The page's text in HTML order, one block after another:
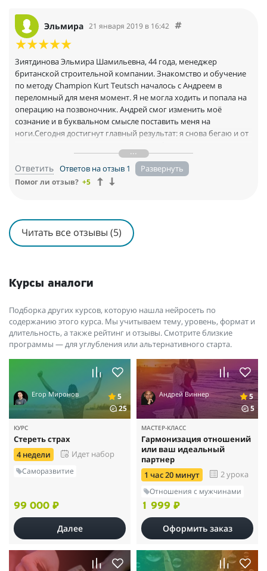
увеличение дохода. Я получаю супер отклики от клиентов
после мастер класса Андрея " Эффективные продажи".В
результате прохождения курса "Второе рождение" я взяла
свою жизнь под контроль. Разрешился трехлетний конфликт.
Вера в Бога, которого я знала с детства, увеличилась . Я
постоянно готова развиваться, увеличивать свой доход,
реализую свои цели и желания. Я смело смотрю в будущее и
мне хочется жить, любить и процветать! Спасибо Богу, Идеал-
методу и Андрею Виннеру.
Эльмира 21 января 2019 в 16:42
Зиятдинова Эльмира Шамильевна, 44 года, менеджер
британской строительной компании. Знакомство и обучение
по методу Champion Kurt Teutsch началось с Андреем в
переломный для меня момент. Я не могла ходить и попала на
операцию на позвоночник. Андрей смог изменить моё
сознание и в буквальном смысле поставить меня на
ноги.Сегодня достигнут главный результат: я снова бегаю и от
тот стержень, который я ощущаю внутри себя! Стержень,
который придаёт: мне огромную уверенность в достижение
поставленных целей, силу справляться с любыми проблемами,
талант!
Ответить Ответов на отзыв 1
Помог ли отзыв? +5
Читать все отзывы (5)
Курсы аналоги
Подборка других курсов, которую нашла нейросеть по
содержанию этого курса. Мы учитываем тему, уровень, формат и
длительность, а также рейтинг и отзывы. Смотрите близкие
программы — для углубления или альтернативного старта.
Егор Миронов
5
25
КУРС
Стереть страх
4 недели
Идет набор
Саморазвитие
99 000 ₽
Далее
Андрей Виннер
5
5
МАСТЕР-КЛАСС
Гармонизация отношений
или ваш идеальный
партнер
1 час 20 минут
2 урока
Отношения с мужчинами
1 999 ₽
Оформить заказ